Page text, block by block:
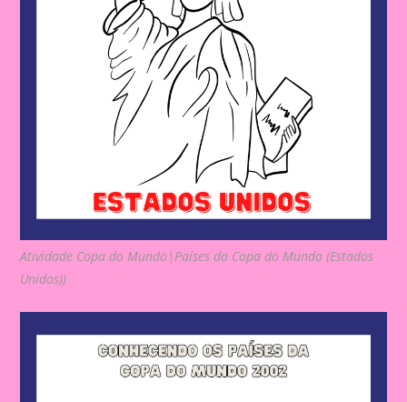
Atividade Copa do Mundo|Países da Copa do Mundo (Estados
Unidos))